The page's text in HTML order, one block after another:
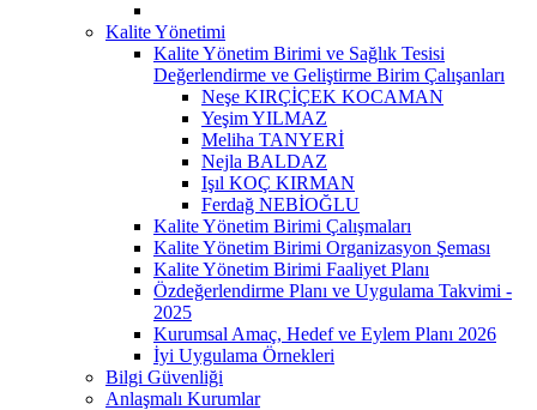
Kalite Yönetimi
Kalite Yönetim Birimi ve Sağlık Tesisi
Değerlendirme ve Geliştirme Birim Çalışanları
Neşe KIRÇİÇEK KOCAMAN
Yeşim YILMAZ
Meliha TANYERİ
Nejla BALDAZ
Işıl KOÇ KIRMAN
Ferdağ NEBİOĞLU
Kalite Yönetim Birimi Çalışmaları
Kalite Yönetim Birimi Organizasyon Şeması
Kalite Yönetim Birimi Faaliyet Planı
Özdeğerlendirme Planı ve Uygulama Takvimi -
2025
Kurumsal Amaç, Hedef ve Eylem Planı 2026
İyi Uygulama Örnekleri
Bilgi Güvenliği
Anlaşmalı Kurumlar